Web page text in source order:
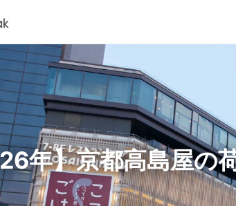
年】京都高島屋の